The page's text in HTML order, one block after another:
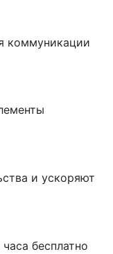
коммуникации
и ускоряют
бесплатно